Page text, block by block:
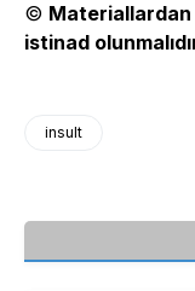
©
istinad
insult